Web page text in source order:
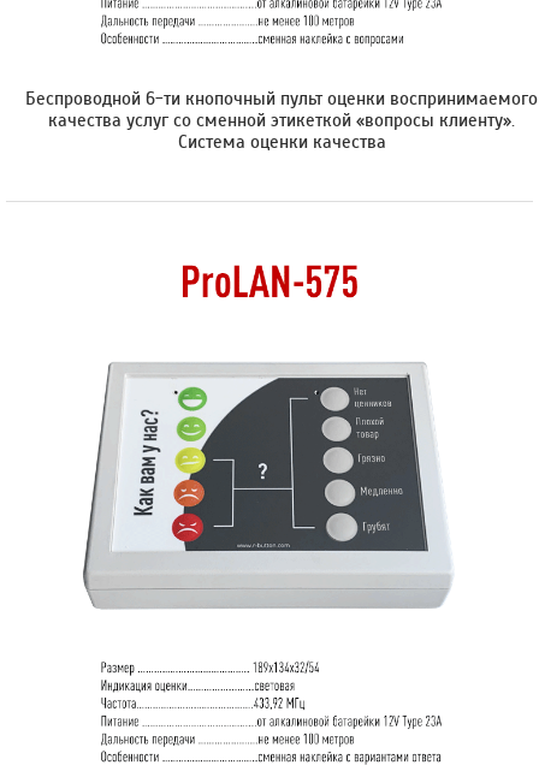
Беспроводной 6-ти кнопочный пульт оценки воспринимаемого
качества услуг со сменной этикеткой «вопросы клиенту».
Cистема оценки качества